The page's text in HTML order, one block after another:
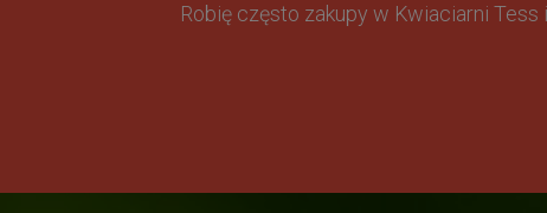
Robię często zakupy w Kwiaciarni